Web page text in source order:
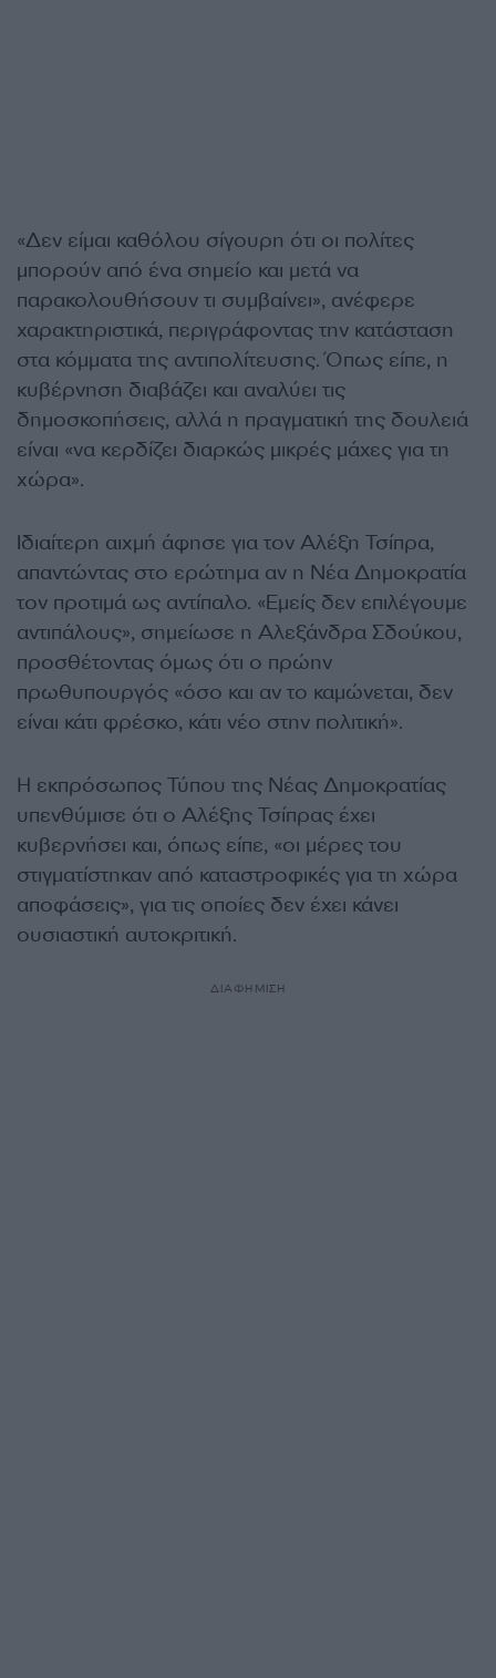
«Δεν είμαι καθόλου σίγουρη ότι οι πολίτες
μπορούν από ένα σημείο και μετά να
παρακολουθήσουν τι συμβαίνει», ανέφερε
χαρακτηριστικά, περιγράφοντας την κατάσταση
στα κόμματα της αντιπολίτευσης. Όπως είπε, η
κυβέρνηση διαβάζει και αναλύει τις
δημοσκοπήσεις, αλλά η πραγματική της δουλειά
είναι «να κερδίζει διαρκώς μικρές μάχες για τη
χώρα».
Ιδιαίτερη αιχμή άφησε για τον Αλέξη Τσίπρα,
απαντώντας στο ερώτημα αν η Νέα Δημοκρατία
τον προτιμά ως αντίπαλο. «Εμείς δεν επιλέγουμε
αντιπάλους», σημείωσε η Αλεξάνδρα Σδούκου,
προσθέτοντας όμως ότι ο πρώην
πρωθυπουργός «όσο και αν το καμώνεται, δεν
είναι κάτι φρέσκο, κάτι νέο στην πολιτική».
Η εκπρόσωπος Τύπου της Νέας Δημοκρατίας
υπενθύμισε ότι ο Αλέξης Τσίπρας έχει
κυβερνήσει και, όπως είπε, «οι μέρες του
στιγματίστηκαν από καταστροφικές για τη χώρα
αποφάσεις», για τις οποίες δεν έχει κάνει
ουσιαστική αυτοκριτική.
ΔΙΑΦΗΜΙΣΗ